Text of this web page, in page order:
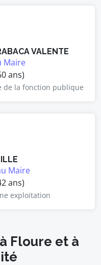
VALENTE
Maire
ans)
de la fonction publique
Maire
ans)
exploitation
Floure et à